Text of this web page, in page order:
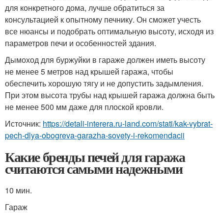
для конкретного дома, лучше обратиться за
консультацией к опытному печнику. Он сможет учесть
все нюансы и подобрать оптимальную высоту, исходя из
параметров печи и особенностей здания.
Дымоход для буржуйки в гараже должен иметь высоту
не менее 5 метров над крышей гаража, чтобы
обеспечить хорошую тягу и не допустить задымления.
При этом высота трубы над крышей гаража должна быть
не менее 500 мм даже для плоской кровли.
Источник: https://detali-interera.ru-land.com/stati/kak-vybrat-
pech-dlya-obogreva-garazha-sovety-i-rekomendacii
Какие бренды печей для гаража
считаются самыми надежными
10 мин.
Гараж